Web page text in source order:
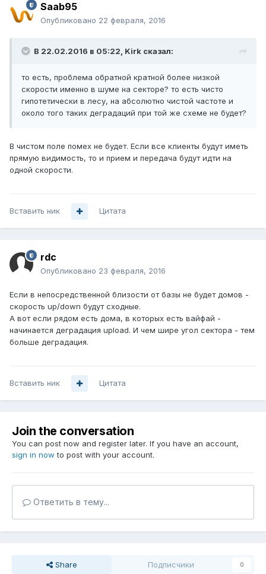
Saab95
Опубликовано 22 февраля, 2016
В 22.02.2016 в 05:22, Kirk сказал:
то есть, проблема обратной кратной более низкой
скорости именно в шуме на секторе? то есть чисто
гипотетически в лесу, на абсолютно чистой частоте и
около того таких деградаций при той же схеме не будет?
В чистом поле помех не будет. Если все клиенты будут иметь
прямую видимость, то и прием и передача будут идти на
одной скорости.
Вставить ник Цитата
rdc
Опубликовано 23 февраля, 2016
Если в непосредственной близости от базы не будет домов -
скорость up/down будут сходные.
А вот если рядом есть дома, в которых есть вайфай -
начинается деградация upload. И чем шире угол сектора - тем
больше деградация.
Вставить ник Цитата
Join the conversation
You can post now and register later. If you have an account,
sign in now to post with your account.
Ответить в тему...
Share Подписчики 0